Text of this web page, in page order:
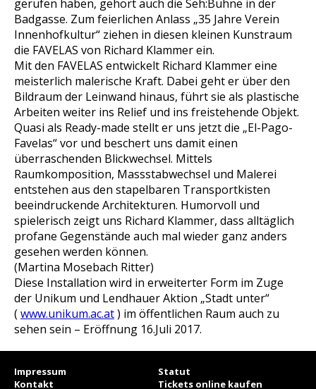
gerufen haben, gehört auch die Seh:Bühne in der
Badgasse. Zum feierlichen Anlass „35 Jahre Verein
Innenhofkultur“ ziehen in diesen kleinen Kunstraum
die FAVELAS von Richard Klammer ein.
Mit den FAVELAS entwickelt Richard Klammer eine
meisterlich malerische Kraft. Dabei geht er über den
Bildraum der Leinwand hinaus, führt sie als plastische
Arbeiten weiter ins Relief und ins freistehende Objekt.
Quasi als Ready-made stellt er uns jetzt die „El-Pago-
Favelas“ vor und beschert uns damit einen
überraschenden Blickwechsel. Mittels
Raumkomposition, Massstabwechsel und Malerei
entstehen aus den stapelbaren Transportkisten
beeindruckende Architekturen. Humorvoll und
spielerisch zeigt uns Richard Klammer, dass alltäglich
profane Gegenstände auch mal wieder ganz anders
gesehen werden können.
(Martina Mosebach Ritter)
Diese Installation wird in erweiterter Form im Zuge
der Unikum und Lendhauer Aktion „Stadt unter“
(www.unikum.ac.at) im öffentlichen Raum auch zu
sehen sein – Eröffnung 16.Juli 2017.
Impressum
Statut
Kontakt
Tickets online kaufen